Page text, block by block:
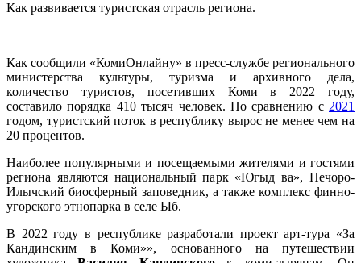
Как развивается туристская отрасль региона.
Как сообщили «КомиОнлайну» в пресс-службе регионального
министерства культуры, туризма и архивного дела,
количество туристов, посетивших Коми в 2022 году,
составило порядка 410 тысяч человек. По сравнению с 2021
годом, туристский поток в республику вырос не менее чем на
20 процентов.
Наиболее популярными и посещаемыми жителями и гостями
региона являются национальный парк «Югыд ва», Печоро-
Илычский биосферный заповедник, а также комплекс финно-
угорского этнопарка в селе Ыб.
В 2022 году в республике разработали проект арт-тура «За
Кандинским в Коми»», основанного на путешествии